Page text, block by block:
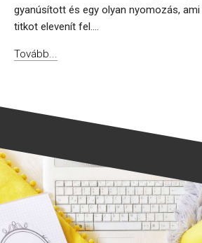
gyanúsított és egy olyan nyomozás,
titkot elevenít fel....
Tovább...